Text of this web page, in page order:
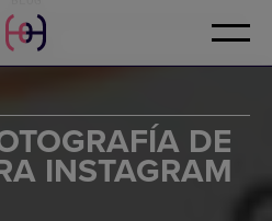
CONTACTO
DE
INSTAGRAM